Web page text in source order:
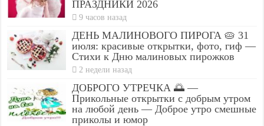
ПРАЗДНИКИ 2026
9 часов назад
ДЕНЬ МАЛИНОВОГО ПИРОГА 🥧 31
июля: красивые открытки, фото, гиф —
Стихи к Дню малиновых пирожков
2 недели назад
ДОБРОГО УТРЕЧКА 🌅 —
Прикольные открытки с добрым утром
на любой день — Доброе утро смешные
приколы и юмор